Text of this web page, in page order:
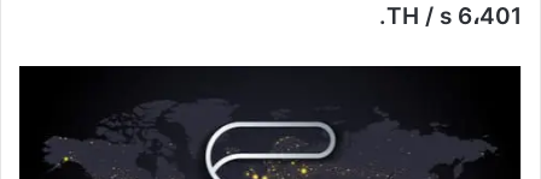
6،401 TH / s.